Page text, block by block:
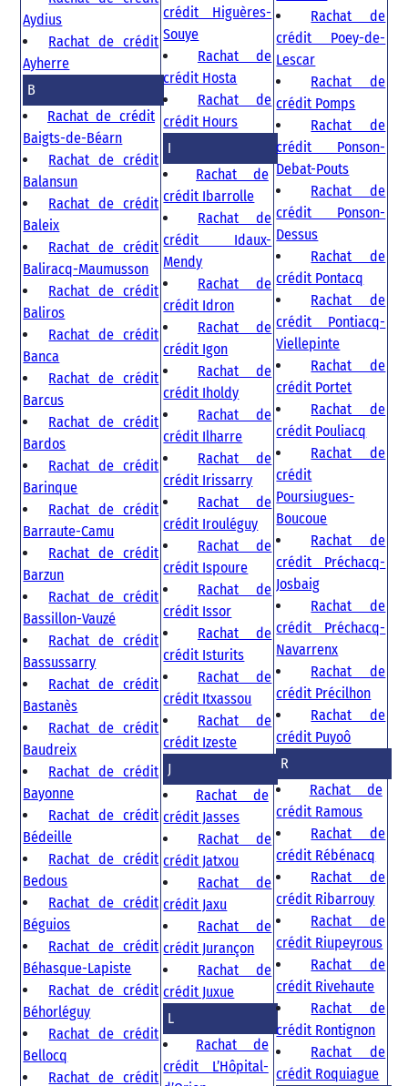
Aydius
Rachat de crédit
Ayherre
B
Rachat de crédit
Baigts-de-Béarn
Rachat de crédit
Balansun
Rachat de crédit
Baleix
Rachat de crédit
Baliracq-Maumusson
Rachat de crédit
Baliros
Rachat de crédit
Banca
Rachat de crédit
Barcus
Rachat de crédit
Bardos
Rachat de crédit
Barinque
Rachat de crédit
Barraute-Camu
Rachat de crédit
Barzun
Rachat de crédit
Bassillon-Vauzé
Rachat de crédit
Bassussarry
Rachat de crédit
Bastanès
Rachat de crédit
Baudreix
Rachat de crédit
Bayonne
Rachat de crédit
Bédeille
Rachat de crédit
Bedous
Rachat de crédit
Béguios
Rachat de crédit
Béhasque-Lapiste
Rachat de crédit
Béhorléguy
Rachat de crédit
Bellocq
Rachat de crédit
crédit Higuères-
Souye
Rachat de
crédit Hosta
Rachat de
crédit Hours
I
Rachat de
crédit Ibarrolle
Rachat de
crédit Idaux-
Mendy
Rachat de
crédit Idron
Rachat de
crédit Igon
Rachat de
crédit Iholdy
Rachat de
crédit Ilharre
Rachat de
crédit Irissarry
Rachat de
crédit Irouléguy
Rachat de
crédit Ispoure
Rachat de
crédit Issor
Rachat de
crédit Isturits
Rachat de
crédit Itxassou
Rachat de
crédit Izeste
J
Rachat de
crédit Jasses
Rachat de
crédit Jatxou
Rachat de
crédit Jaxu
Rachat de
crédit Jurançon
Rachat de
crédit Juxue
L
Rachat de
crédit L’Hôpital-
Rachat de
crédit Poey-de-
Lescar
Rachat de
crédit Pomps
Rachat de
crédit Ponson-
Debat-Pouts
Rachat de
crédit Ponson-
Dessus
Rachat de
crédit Pontacq
Rachat de
crédit Pontiacq-
Viellepinte
Rachat de
crédit Portet
Rachat de
crédit Pouliacq
Rachat de
crédit
Poursiugues-
Boucoue
Rachat de
crédit Préchacq-
Josbaig
Rachat de
crédit Préchacq-
Navarrenx
Rachat de
crédit Précilhon
Rachat de
crédit Puyoô
R
Rachat de
crédit Ramous
Rachat de
crédit Rébénacq
Rachat de
crédit Ribarrouy
Rachat de
crédit Riupeyrous
Rachat de
crédit Rivehaute
Rachat de
crédit Rontignon
Rachat de
crédit Roquiague